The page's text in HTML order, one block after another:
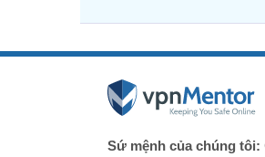
Sứ mệnh của chúng tôi: